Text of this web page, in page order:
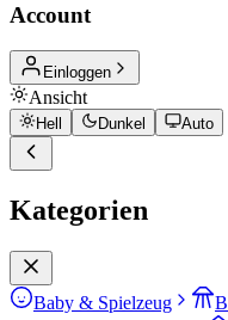
Account
Einloggen
Ansicht
Hell Dunkel Auto
Kategorien
Baby & Spielzeug